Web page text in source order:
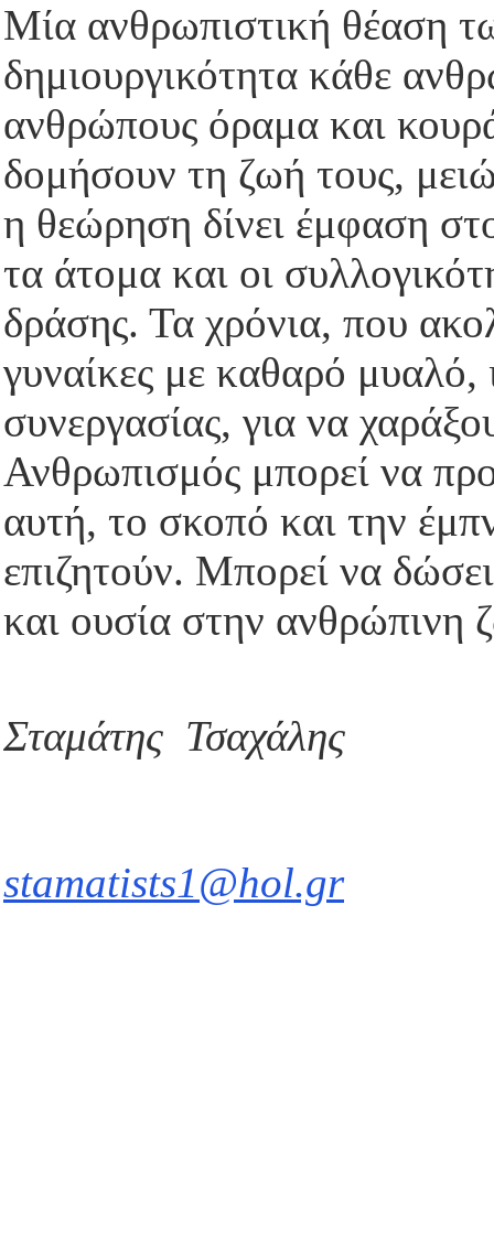
Μία ανθρωπιστική θέαση
δημιουργικότητα κάθε
ανθρώπους όραμα και
δομήσουν τη ζωή τους,
η θεώρηση δίνει έμφαση
τα άτομα και οι
δράσης. Τα χρόνια, που
γυναίκες με καθαρό
συνεργασίας, για να
Ανθρωπισμός μπορεί να
αυτή, το σκοπό και την
επιζητούν. Μπορεί να
και ουσία στην ανθρώπινη
Σταμάτης Τσαχάλης
stamatists1@hol.gr